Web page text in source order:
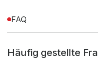
Regaltyp
Abrollsicherung
FAQ
Häufig gestellte